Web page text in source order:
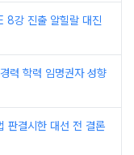
8강 진출 알힐랄 대진
력 학력 임명권자 성향
판결시한 대선 전 결론